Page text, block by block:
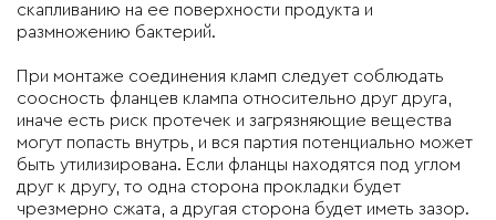
скапливанию на ее поверхности продукта и
размножению бактерий.
При монтаже соединения кламп следует соблюдать
соосность фланцев клампа относительно друг друга,
иначе есть риск протечек и загрязняющие вещества
могут попасть внутрь, и вся партия потенциально может
быть утилизирована. Если фланцы находятся под углом
друг к другу, то одна сторона прокладки будет
чрезмерно сжата, а другая сторона будет иметь зазор.